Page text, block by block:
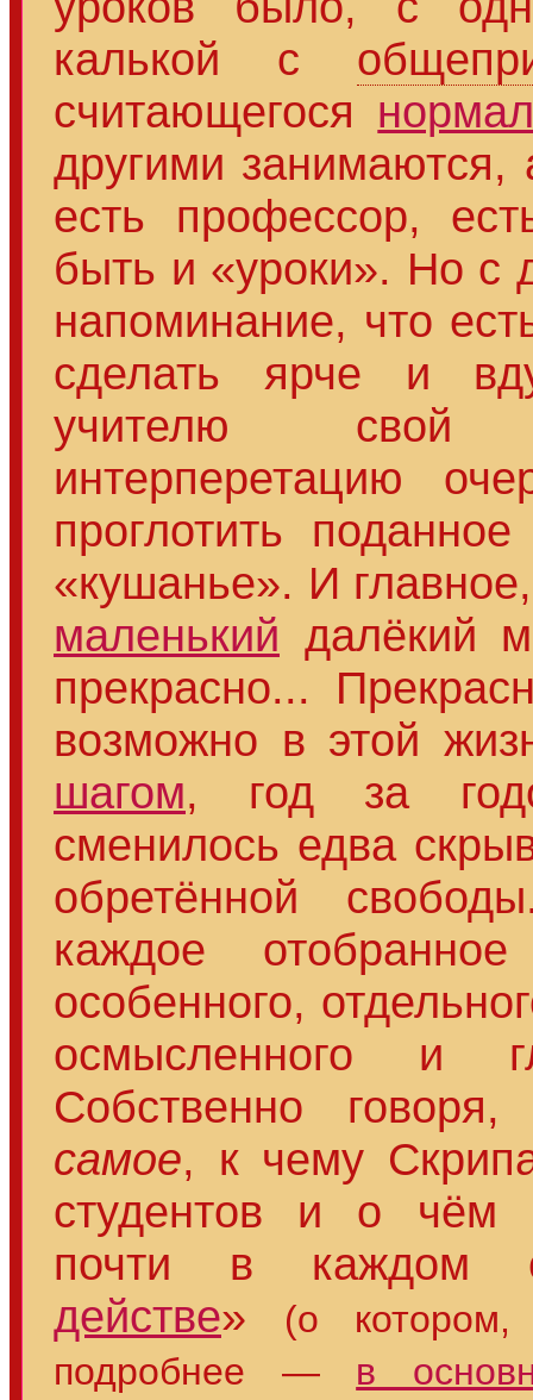
калькой с
считающегося
другими занимаются,
есть профессор,
быть и «уроки». Но с
напоминание, что
сделать ярче и
учителю свой
интерперетацию
проглотить
«кушанье». И
маленький далёкий
прекрасно...
возможно в этой
шагом, год за
сменилось едва
обретённой
каждое
особенного,
осмысленного и
Собственно
самое, к чему
студентов и о чём
почти в каждом
действе»
(о
подробнее — в